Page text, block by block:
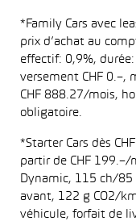
*Family Cars avec
prix d’achat au
effectif: 0,9%,
versement CHF 0.–,
CHF 888.27/mois,
obligatoire.
*Starter Cars dès
partir de CHF 199.–/
Dynamic, 115 ch/85
avant, 122 g CO2/
véhicule, forfait de